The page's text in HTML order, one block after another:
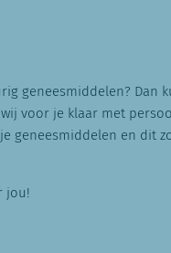
geneesmiddelen?
voor je klaar met
geneesmiddelen en
jou!